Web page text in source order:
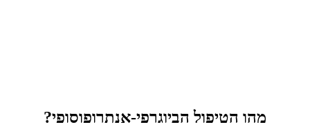
מהו הטיפול הביוגרפי-אנתרופוסופי?